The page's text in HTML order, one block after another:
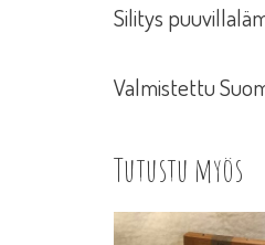
Silitys
Valmistettu
Tutustu myös
Tällä